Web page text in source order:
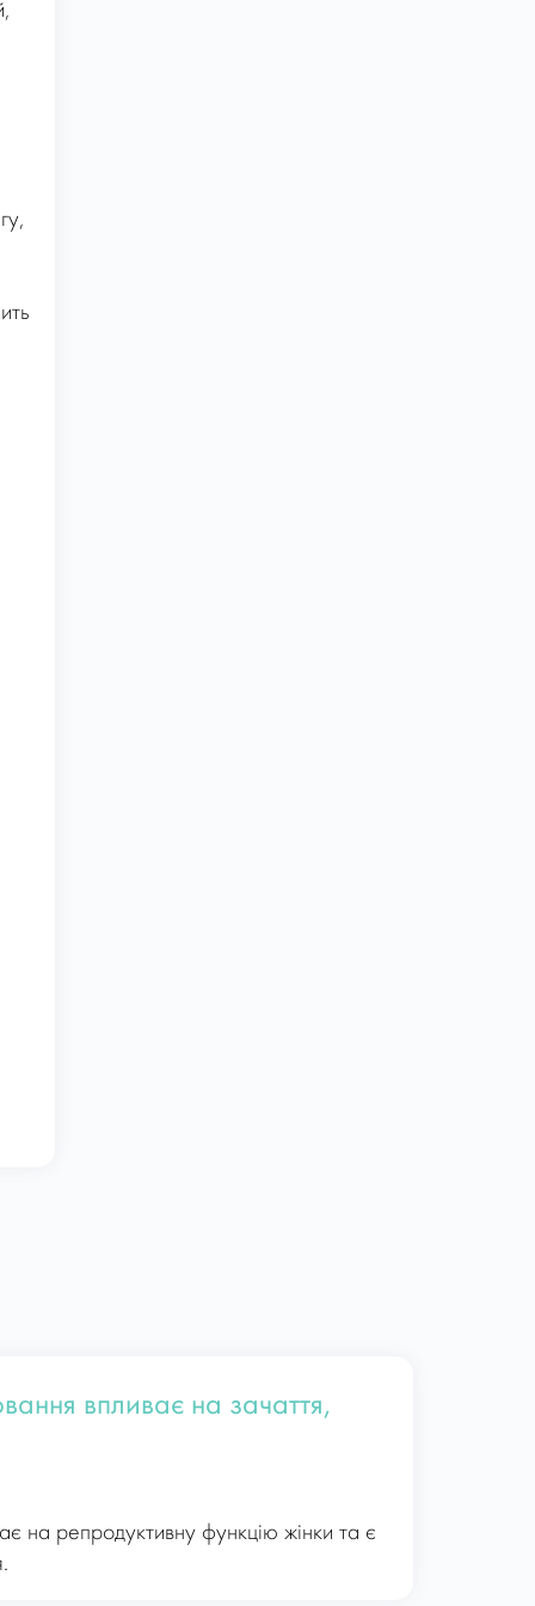
впливає на зачаття,
на репродуктивну функцію жінки та є